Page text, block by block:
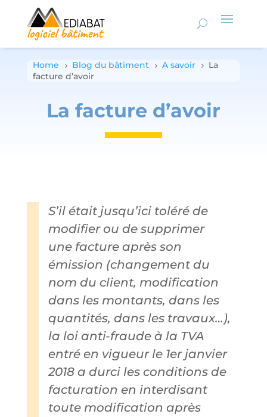
Home 5 Blog du bâtiment 5 A savoir 5 La
facture d’avoir
La facture d’avoir
S’il était jusqu’ici toléré de
modifier ou de supprimer
une facture après son
émission (changement du
nom du client, modification
dans les montants, dans les
quantités, dans les travaux…),
la loi anti-fraude à la TVA
entré en vigueur le 1er janvier
2018 a durci les conditions de
facturation en interdisant
toute modification après